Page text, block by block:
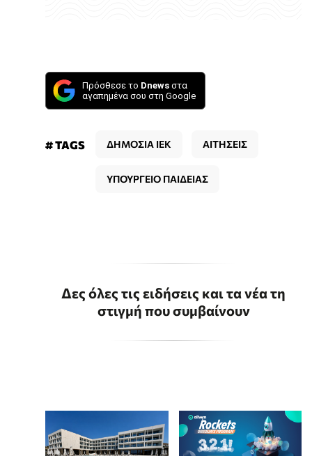
Πρόσθεσε το Dnews στα
αγαπημένα σου στη Google
# TAGS ΔΗΜΟΣΙΑ ΙΕΚ ΑΙΤΗΣΕΙΣ
ΥΠΟΥΡΓΕΙΟ ΠΑΙΔΕΙΑΣ
Δες όλες τις ειδήσεις και τα νέα τη
στιγμή που συμβαίνουν